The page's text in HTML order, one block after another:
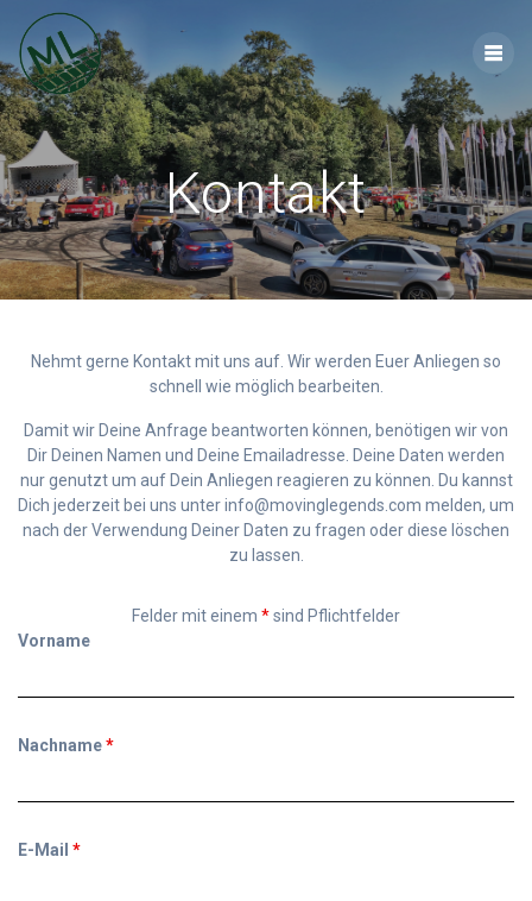
Inhalt
springen
Kontakt
Nehmt gerne Kontakt mit uns auf. Wir werden Euer Anliegen so
schnell wie möglich bearbeiten.
Damit wir Deine Anfrage beantworten können, benötigen wir von
Dir Deinen Namen und Deine Emailadresse. Deine Daten werden
nur genutzt um auf Dein Anliegen reagieren zu können. Du kannst
Dich jederzeit bei uns unter info@movinglegends.com melden, um
nach der Verwendung Deiner Daten zu fragen oder diese löschen
zu lassen.
Felder mit einem *sind Pflichtfelder
Vorname
Nachname*
E-Mail *